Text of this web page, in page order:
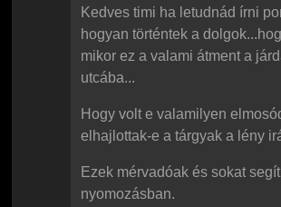
Kedves timi ha letudnád írni
hogyan történtek a
mikor ez a valami átment a
utcába...
Hogy volt e valamilyen
elhajlottak-e a tárgyak a lény
Ezek mérvadóak és sokat
nyomozásban.